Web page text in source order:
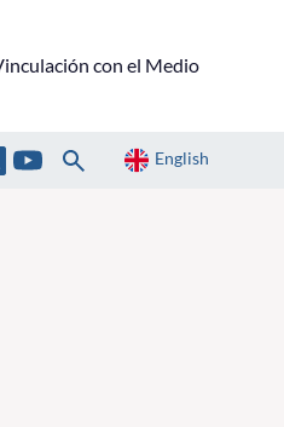
con el Medio
English